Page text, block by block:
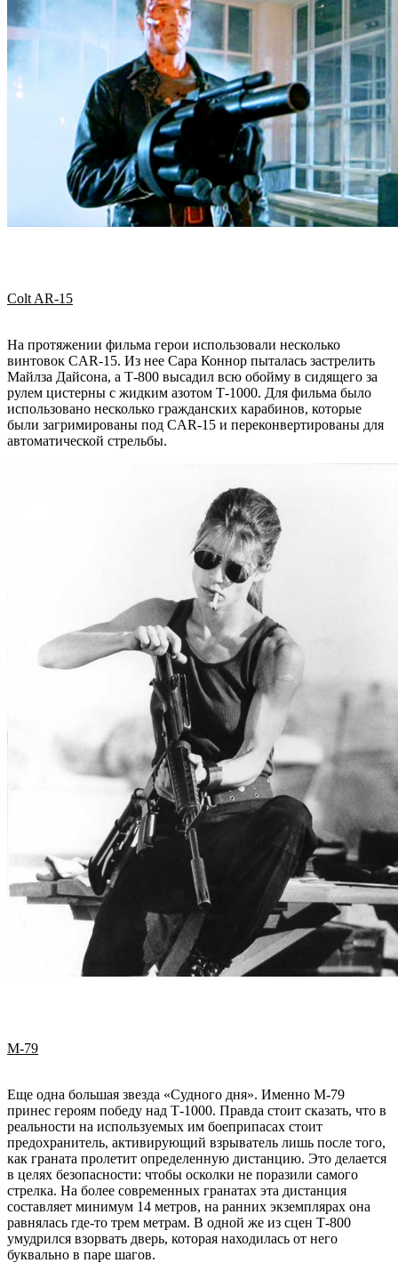
Colt AR-15
На протяжении фильма герои использовали несколько
винтовок CAR-15. Из нее Сара Коннор пыталась застрелить
Майлза Дайсона, а Т-800 высадил всю обойму в сидящего за
рулем цистерны с жидким азотом Т-1000. Для фильма было
использовано несколько гражданских карабинов, которые
были загримированы под CAR-15 и переконвертированы для
автоматической стрельбы.
M-79
Еще одна большая звезда «Судного дня». Именно M-79
принес героям победу над Т-1000. Правда стоит сказать, что в
реальности на используемых им боеприпасах стоит
предохранитель, активирующий взрыватель лишь после того,
как граната пролетит определенную дистанцию. Это делается
в целях безопасности: чтобы осколки не поразили самого
стрелка. На более современных гранатах эта дистанция
составляет минимум 14 метров, на ранних экземплярах она
равнялась где-то трем метрам. В одной же из сцен Т-800
умудрился взорвать дверь, которая находилась от него
буквально в паре шагов.